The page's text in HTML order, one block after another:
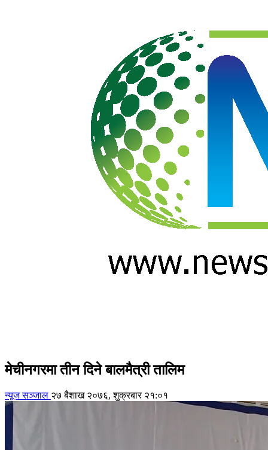
मेचीनगरमा तीन दिने बालमैत्री तालिम
न्यूज सञ्जाल २७ बैशाख २०७६, शुक्रबार २१:०१